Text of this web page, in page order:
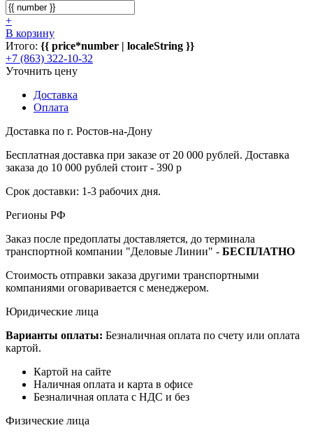
+
В корзину
Итого: {{ price*number | localeString }}
+7 (863) 322-10-32
Уточнить цену
Доставка
Оплата
Доставка по г. Ростов-на-Дону
Бесплатная доставка при заказе от 20 000 рублей. Доставка
заказа до 10 000 рублей стоит - 390 р
Срок доставки: 1-3 рабочих дня.
Регионы РФ
Заказ после предоплаты доставляется, до терминала
транспортной компании "Деловые Линии" - БЕСПЛАТНО
Стоимость отправки заказа другими транспортными
компаниями оговаривается с менеджером.
Юридические лица
Варианты оплаты: Безналичная оплата по счету или оплата
картой.
Картой на сайте
Наличная оплата и карта в офисе
Безналичная оплата с НДС и без
Физические лица